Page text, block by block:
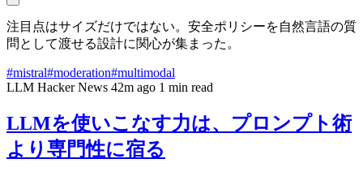
注目点はサイズだけではない。安全ポリシーを自然言語の質
問として渡せる設計に関心が集まった。
#mistral#moderation#multimodal
LLM Hacker News 42m ago 1 min read
LLMを使いこなす力は、プロンプト術
より専門性に宿る